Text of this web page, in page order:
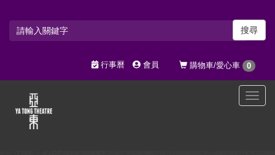
搜尋
購物車/愛心車 0
行事曆 會員
選